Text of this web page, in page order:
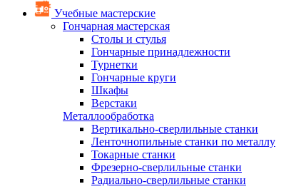
Учебные мастерские
Гончарная мастерская
Столы и стулья
Гончарные принадлежности
Турнетки
Гончарные круги
Шкафы
Верстаки
Металлообработка
Вертикально-сверлильные станки
Ленточнопильные станки по металлу
Токарные станки
Фрезерно-сверлильные станки
Радиально-сверлильные станки